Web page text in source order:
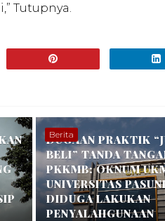
Tutupnya.
Berita
DUGAAN PRAKTIK
BELI” TANDA
PKKMB: OKNUM
UNIVERSITAS
DIDUGA LAKUKAN
PENYALAHGUNAAN